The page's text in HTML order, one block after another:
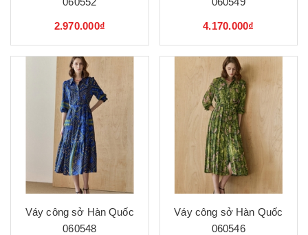
2.970.000₫ 4.170.000₫
Váy công sở Hàn Quốc
060548
Váy công sở Hàn Quốc
060546